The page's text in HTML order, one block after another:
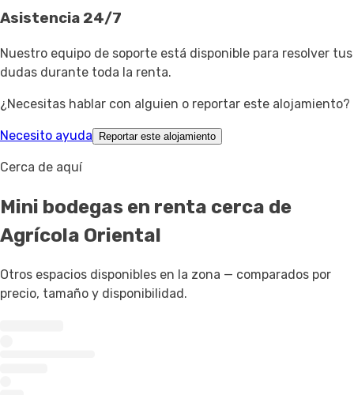
Asistencia 24/7
Nuestro equipo de soporte está disponible para resolver tus
dudas durante toda la renta.
¿Necesitas hablar con alguien o reportar este alojamiento?
Necesito ayuda Reportar este alojamiento
Cerca de aquí
Mini bodegas en renta cerca de
Agrícola Oriental
Otros espacios disponibles en la zona — comparados por
precio, tamaño y disponibilidad.